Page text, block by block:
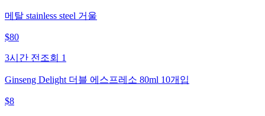
메탈 stainless steel 거울
$80
3시간 전 조회 1
Ginseng Delight 더블 에스프레소 80ml 10개입
$8